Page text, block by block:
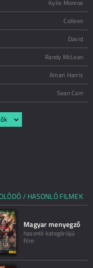
Kylie Monroe
Colleen
David
Randy McLean
Amari Harris
Sean Cain
/ HASONLÓ FILMEK
Magyar menyegző
hasonló kategóriájú
film